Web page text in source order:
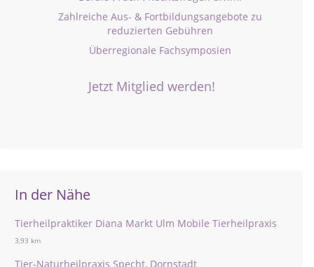
Zahlreiche Aus- & Fortbildungsangebote zu
reduzierten Gebühren
Überregionale Fachsymposien
Jetzt Mitglied werden!
In der Nähe
Tierheilpraktiker Diana Markt Ulm Mobile Tierheilpraxis
3,93 km
Tier-Naturheilpraxis Specht, Dornstadt